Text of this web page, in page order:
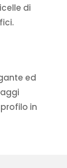
di
ed
in